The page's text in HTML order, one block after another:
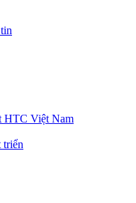
HTC Việt Nam
triển